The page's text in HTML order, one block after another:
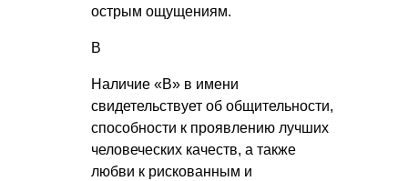
острым ощущениям.
В
Наличие «В» в имени
свидетельствует об общительности,
способности к проявлению лучших
человеческих качеств, а также
любви к рискованным и